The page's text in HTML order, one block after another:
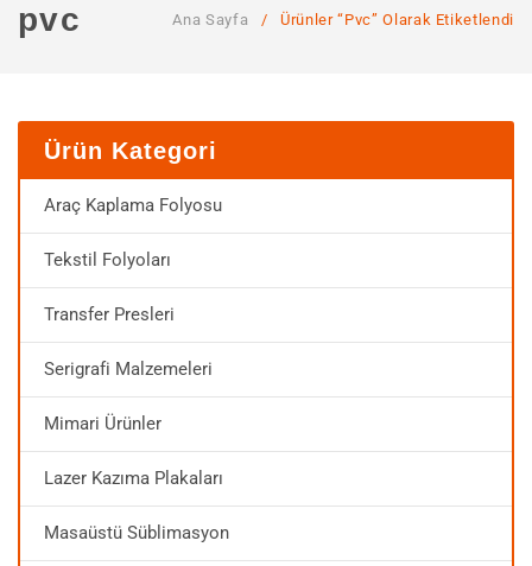
Hizmetlerimiz
MAĞAZA
SSS
HESABIM
pvc Ana Sayfa / Ürünler “pvc” Olarak Etiketlendi
Ürün Kategori
Araç Kaplama Folyosu
Tekstil Folyoları
Transfer Presleri
Serigrafi Malzemeleri
Mimari Ürünler
Lazer Kazıma Plakaları
Masaüstü Süblimasyon